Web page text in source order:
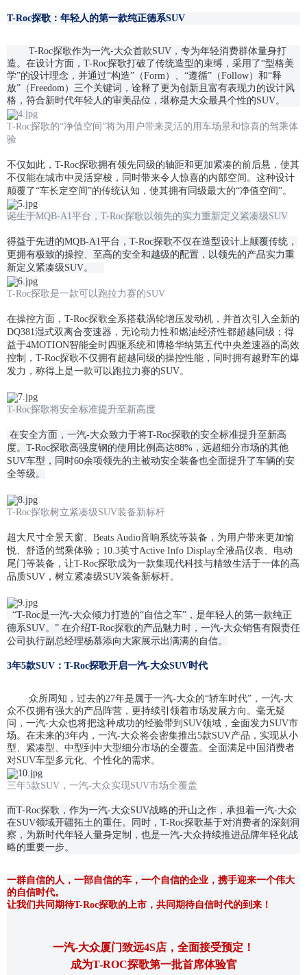
T-Roc探歌：年轻人的第一款纯正德系SUV
T-Roc探歌作为一汽-大众首款SUV，专为年轻消费群体量身打
造。在设计方面，T-Roc探歌打破了传统造型的束缚，采用了“型格美
学”的设计理念，并通过“构造”（Form）、“遵循”（Follow）和“释
放”（Freedom）三个关键词，诠释了更为创新且富有表现力的设计风
格，符合新时代年轻人的审美品位，堪称是大众最具个性的SUV。
T-Roc探歌的“净值空间”将为用户带来灵活的用车场景和惊喜的驾乘体
验
不仅如此，T-Roc探歌拥有领先同级的轴距和更加紧凑的前后悬，使其
不仅能在城市中灵活穿梭，同时带来令人惊喜的内部空间。这种设计
颠覆了“车长定空间”的传统认知，使其拥有同级最大的“净值空间”。
诞生于MQB-A1平台，T-Roc探歌以领先的实力重新定义紧凑级SUV
得益于先进的MQB-A1平台，T-Roc探歌不仅在造型设计上颠覆传统，
更拥有极致的操控、至高的安全和越级的配置，以领先的产品实力重
新定义紧凑级SUV。
T-Roc探歌是一款可以跑拉力赛的SUV
在操控方面，T-Roc探歌全系搭载涡轮增压发动机，并首次引入全新的
DQ381湿式双离合变速器，无论动力性和燃油经济性都超越同级；得
益于4MOTION智能全时四驱系统和博格华纳第五代中央差速器的高效
控制，T-Roc探歌不仅拥有超越同级的操控性能，同时拥有越野车的爆
发力，称得上是一款可以跑拉力赛的SUV。
T-Roc探歌将安全标准提升至新高度
在安全方面，一汽-大众致力于将T-Roc探歌的安全标准提升至新高
度。T-Roc探歌高强度钢的使用比例高达88%，远超细分市场的其他
SUV车型，同时60余项领先的主被动安全装备也全面提升了车辆的安
全等级。
T-Roc探歌树立紧凑级SUV装备新标杆
超大尺寸全景天窗、Beats Audio音响系统等装备，为用户带来更加愉
悦、舒适的驾乘体验；10.3英寸Active Info Display全液晶仪表、电动
尾门等装备，让T-Roc探歌成为一款集现代科技与精致生活于一体的高
品质SUV，树立紧凑级SUV装备新标杆。
“T-Roc是一汽-大众倾力打造的“自信之车”，是年轻人的第一款纯正
德系SUV。” 在介绍T-Roc探歌的产品魅力时，一汽-大众销售有限责任
公司执行副总经理杨慕添向大家展示出满满的自信。
3年5款SUV：T-Roc探歌开启一汽-大众SUV时代
众所周知，过去的27年是属于一汽-大众的“轿车时代”，一汽-大
众不仅拥有强大的产品阵营，更持续引领着市场发展方向。毫无疑
问，一汽-大众也将把这种成功的经验带到SUV领域，全面发力SUV市
场。在未来的3年内，一汽-大众将会密集推出5款SUV产品，实现从小
型、紧凑型、中型到中大型细分市场的全覆盖。全面满足中国消费者
对SUV车型多元化、个性化的需求。
三年5款SUV，一汽-大众实现SUV市场全覆盖
而T-Roc探歌，作为一汽-大众SUV战略的开山之作，承担着一汽-大众
在SUV领域开疆拓土的重任。同时，T-Roc探歌基于对消费者的深刻洞
察，为新时代年轻人量身定制，也是一汽-大众持续推进品牌年轻化战
略的重要一步。
一群自信的人，一部自信的车，一个自信的企业，携手迎来一个伟大
的自信时代。
让我们共同期待T-Roc探歌的上市，共同期待自信时代的到来！
一汽-大众厦门致远4S店，全面接受预定！
成为T-ROC探歌第一批首席体验官